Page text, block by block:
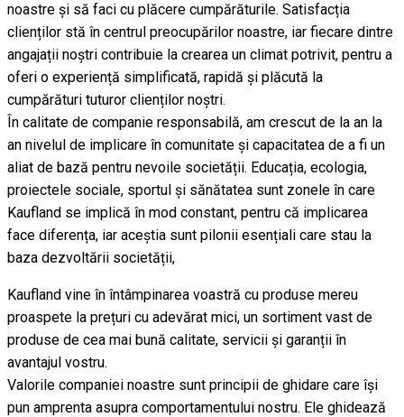
noastre și să faci cu plăcere cumpărăturile. Satisfacția
clienților stă în centrul preocupărilor noastre, iar fiecare dintre
angajații noștri contribuie la crearea un climat potrivit, pentru a
oferi o experiență simplificată, rapidă și plăcută la
cumpărături tuturor clienților noștri.
În calitate de companie responsabilă, am crescut de la an la
an nivelul de implicare în comunitate și capacitatea de a fi un
aliat de bază pentru nevoile societății. Educația, ecologia,
proiectele sociale, sportul și sănătatea sunt zonele în care
Kaufland se implică în mod constant, pentru că implicarea
face diferența, iar aceștia sunt pilonii esențiali care stau la
baza dezvoltării societății,
Kaufland vine în întâmpinarea voastră cu produse mereu
proaspete la prețuri cu adevărat mici, un sortiment vast de
produse de cea mai bună calitate, servicii și garanții în
avantajul vostru.
Valorile companiei noastre sunt principii de ghidare care își
pun amprenta asupra comportamentului nostru. Ele ghidează